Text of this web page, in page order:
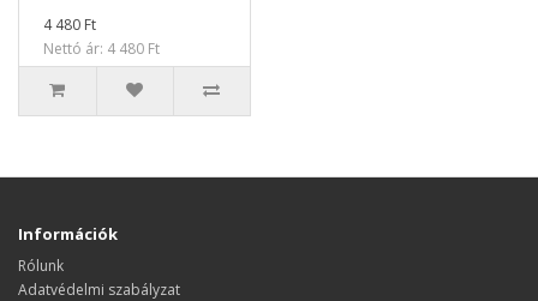
4 480 Ft
Nettó ár: 4 480 Ft
Információk
Rólunk
Adatvédelmi szabályzat